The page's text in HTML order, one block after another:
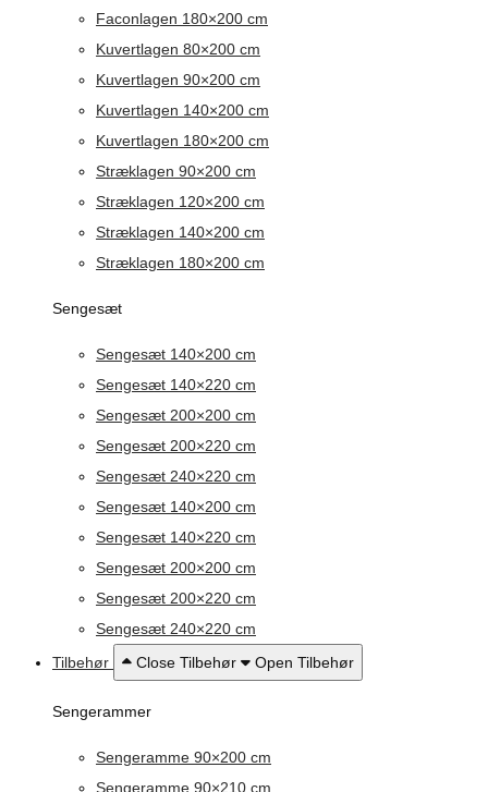
Faconlagen 180×200 cm
Kuvertlagen 80×200 cm
Kuvertlagen 90×200 cm
Kuvertlagen 140×200 cm
Kuvertlagen 180×200 cm
Stræklagen 90×200 cm
Stræklagen 120×200 cm
Stræklagen 140×200 cm
Stræklagen 180×200 cm
Sengesæt
Sengesæt 140×200 cm
Sengesæt 140×220 cm
Sengesæt 200×200 cm
Sengesæt 200×220 cm
Sengesæt 240×220 cm
Sengesæt 140×200 cm
Sengesæt 140×220 cm
Sengesæt 200×200 cm
Sengesæt 200×220 cm
Sengesæt 240×220 cm
Tilbehør
Close Tilbehør Open Tilbehør
Sengerammer
Sengeramme 90×200 cm
Sengeramme 90×210 cm